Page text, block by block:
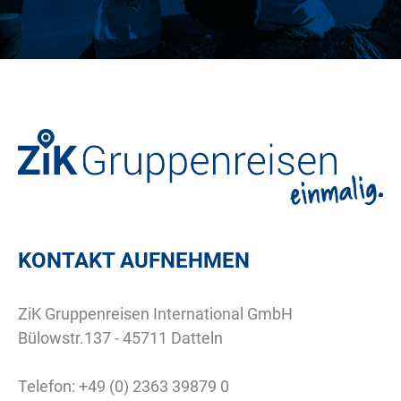
KONTAKT AUFNEHMEN
ZiK Gruppenreisen International GmbH
Bülowstr.137 - 45711 Datteln
Telefon: +49 (0) 2363 39879 0